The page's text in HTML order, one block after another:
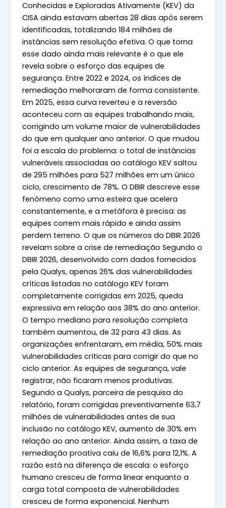
Conhecidas e Exploradas Ativamente (KEV) da
CISA ainda estavam abertas 28 dias após serem
identificadas, totalizando 184 milhões de
instâncias sem resolução efetiva. O que torna
esse dado ainda mais relevante é o que ele
revela sobre o esforço das equipes de
segurança. Entre 2022 e 2024, os índices de
remediação melhoraram de forma consistente.
Em 2025, essa curva reverteu e a reversão
aconteceu com as equipes trabalhando mais,
corrigindo um volume maior de vulnerabilidades
do que em qualquer ano anterior. O que mudou
foi a escala do problema: o total de instâncias
vulneráveis associadas ao catálogo KEV saltou
de 295 milhões para 527 milhões em um único
ciclo, crescimento de 78%. O DBIR descreve esse
fenômeno como uma esteira que acelera
constantemente, e a metáfora é precisa: as
equipes correm mais rápido e ainda assim
perdem terreno. O que os números do DBIR 2026
revelam sobre a crise de remediação Segundo o
DBIR 2026, desenvolvido com dados fornecidos
pela Qualys, apenas 26% das vulnerabilidades
críticas listadas no catálogo KEV foram
completamente corrigidas em 2025, queda
expressiva em relação aos 38% do ano anterior.
O tempo mediano para resolução completa
também aumentou, de 32 para 43 dias. As
organizações enfrentaram, em média, 50% mais
vulnerabilidades críticas para corrigir do que no
ciclo anterior. As equipes de segurança, vale
registrar, não ficaram menos produtivas.
Segundo a Qualys, parceira de pesquisa do
relatório, foram corrigidas preventivamente 63,7
milhões de vulnerabilidades antes de sua
inclusão no catálogo KEV, aumento de 30% em
relação ao ano anterior. Ainda assim, a taxa de
remediação proativa caiu de 16,6% para 12,1%. A
razão está na diferença de escala: o esforço
humano cresceu de forma linear enquanto a
carga total composta de vulnerabilidades
cresceu de forma exponencial. Nenhum